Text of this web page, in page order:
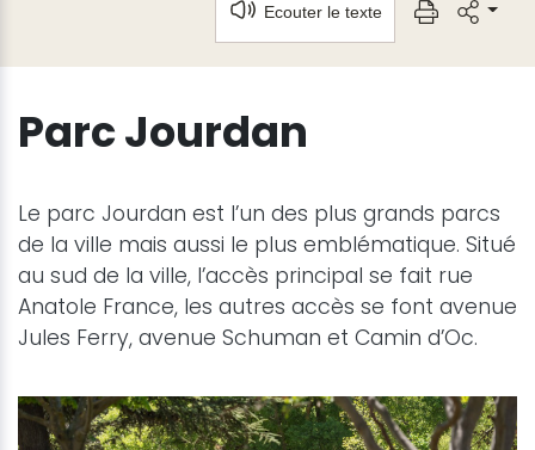
Ecouter le texte
Parc Jourdan
Le parc Jourdan est l’un des plus grands parcs
de la ville mais aussi le plus emblématique. Situé
au sud de la ville, l’accès principal se fait rue
Anatole France, les autres accès se font avenue
Jules Ferry, avenue Schuman et Camin d’Oc.